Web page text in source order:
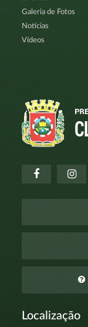
Galeria de Fotos
Notícias
Vídeos
Localização